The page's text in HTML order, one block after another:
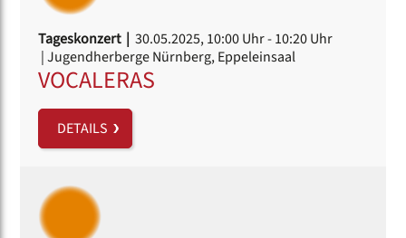
Tageskonzert | 30.05.2025, 10:00 Uhr- 10:20 Uhr
| Jugendherberge Nürnberg, Eppeleinsaal
VOCALERAS
DETAILS